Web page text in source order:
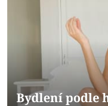
Design
Sledujte prima+
Bydlení podle